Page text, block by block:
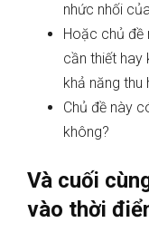
nhức nhối
Hoặc chủ đề
cần thiết hay
khả năng thu
Chủ đề này
không?
Và cuối
vào thời